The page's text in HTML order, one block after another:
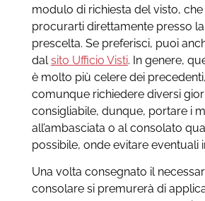
modulo di richiesta del visto,
procurarti direttamente presso
prescelta. Se preferisci, puoi
dal sito Ufficio Visti. In genere,
è molto più celere dei
comunque richiedere diversi
consigliabile, dunque, portare i
all’ambasciata o al consolato
possibile, onde evitare eventuali
Una volta consegnato il
consolare si premurerà di